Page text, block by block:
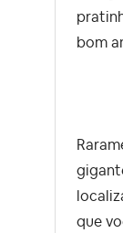
bom
que